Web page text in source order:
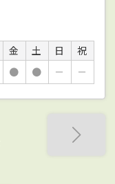
金 土 日
祝
● ● － －